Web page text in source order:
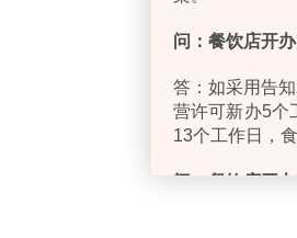
问： 餐饮店开办
答：如采用告
营许可新办5个
13个工作日，
问：餐饮店开
答：1.《食品